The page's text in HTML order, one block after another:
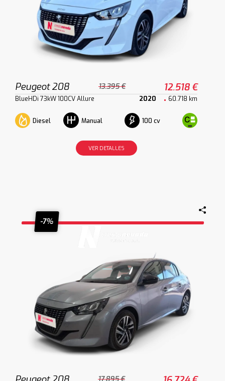
Peugeot 208 13.395 € 12.518 €
BlueHDi 73kW 100CV Allure 2020 60.718 km
Diesel Manual 100 cv
VER DETALLES
-7%